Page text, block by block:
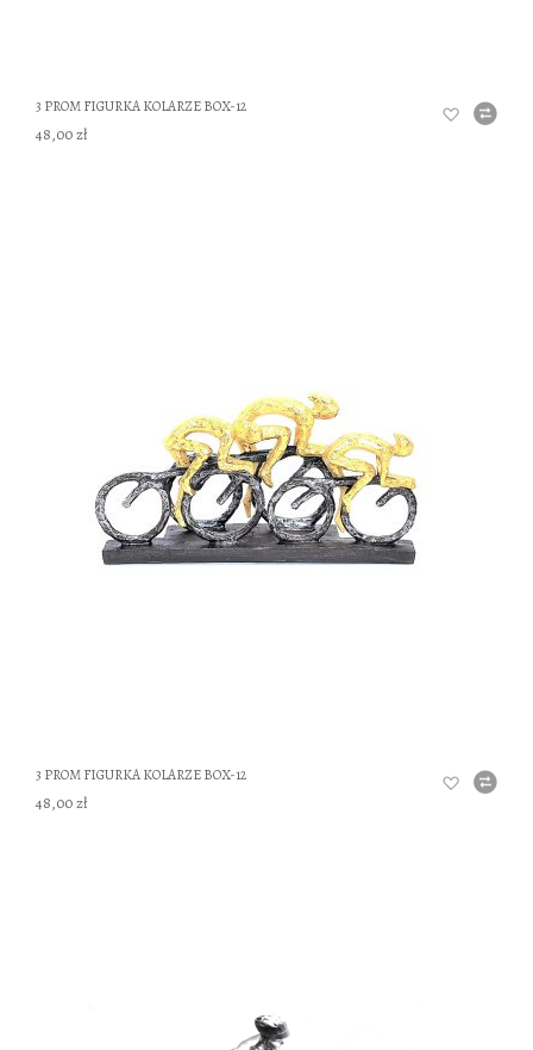
3 PROM FIGURKA KOLARZE BOX-12
48,00 zł
3 PROM FIGURKA KOLARZE BOX-12
48,00 zł